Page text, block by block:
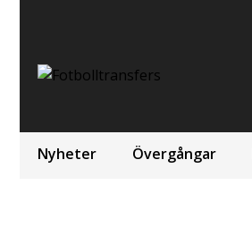
Nyheter Övergångar